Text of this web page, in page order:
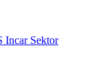
Incar Sektor